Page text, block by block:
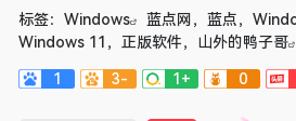
标签： Windows
蓝点网，蓝点，
Windows 11，正版软件，山外的鸭子哥
1 3- 1+ 0